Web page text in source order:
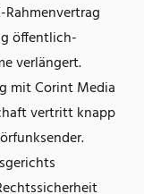
Rahmenvertrag
öffentlich-
verlängert.
mit Corint Media
vertritt knapp